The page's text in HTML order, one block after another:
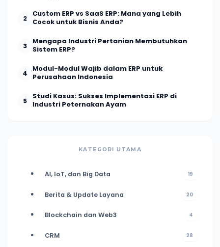
2
Custom ERP vs SaaS ERP: Mana yang Lebih
Cocok untuk Bisnis Anda?
3
Mengapa Industri Pertanian Membutuhkan
Sistem ERP?
4
Modul-Modul Wajib dalam ERP untuk
Perusahaan Indonesia
5
Studi Kasus: Sukses Implementasi ERP di
Industri Peternakan Ayam
KATEGORI UTAMA
AI, IoT, dan Big Data 19
Berita & Update Layana 20
Blockchain dan Web3 4
CRM 28